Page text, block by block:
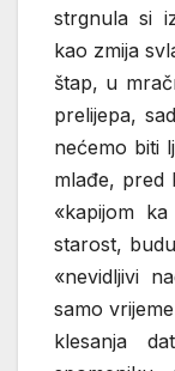
strgnula si
kao zmija
štap, u
prelijepa,
nećemo biti
mlađe, pred
«kapijom
starost,
«nevidljivi
samo
klesanja